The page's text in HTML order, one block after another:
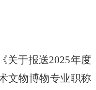
关于报送2025年度
文物博物专业职称